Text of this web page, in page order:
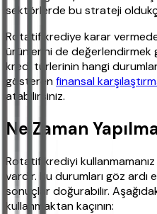
sektörlerde bu strateji
Rotatif krediye karar
ürünlerini de değerlendirmek
kredi türlerinin hangi
gösterenfinansal
atabilirsiniz.
Ne Zaman
Rotatif krediyi
vardır. Bu durumları göz
sonuçlar doğurabilir.
kullanmaktan kaçının: